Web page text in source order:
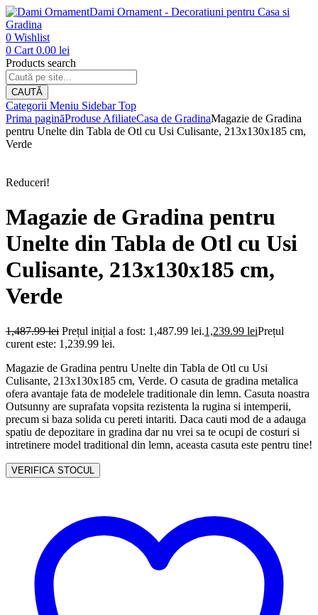
Dami Ornament - Decoratiuni pentru Casa si
Gradina
0 Wishlist
0 Cart 0.00 lei
Products search
CAUTĂ
Categorii Meniu Sidebar Top
Prima paginăProduse AfiliateCasa de GradinaMagazie de Gradina
pentru Unelte din Tabla de Otl cu Usi Culisante, 213x130x185 cm,
Verde
Reduceri!
Magazie de Gradina pentru
Unelte din Tabla de Otl cu Usi
Culisante, 213x130x185 cm,
Verde
1,487.99lei Prețul inițial a fost: 1,487.99 lei.1,239.99 leiPrețul
curent este: 1,239.99 lei.
Magazie de Gradina pentru Unelte din Tabla de Otl cu Usi
Culisante, 213x130x185 cm, Verde. O casuta de gradina metalica
ofera avantaje fata de modelele traditionale din lemn. Casuta noastra
Outsunny are suprafata vopsita rezistenta la rugina si intemperii,
precum si baza solida cu pereti intariti. Daca cauti mod de a adauga
spatiu de depozitare in gradina dar nu vrei sa te ocupi de costuri si
intretinere model traditional din lemn, aceasta casuta este pentru tine!
VERIFICA STOCUL